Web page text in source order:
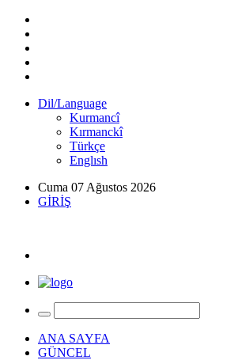
Dil/Language
Kurmancî
Kırmanckî
Türkçe
Englısh
Cuma 07 Ağustos 2026
GİRİŞ
ANA SAYFA
GÜNCEL